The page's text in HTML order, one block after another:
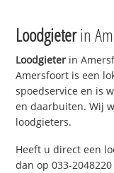
Loodgieterin
Loodgieter in
Amersfoort is een
spoedservice en is
en daarbuiten. Wij
loodgieters.
Heeft u direct een
dan op 033-